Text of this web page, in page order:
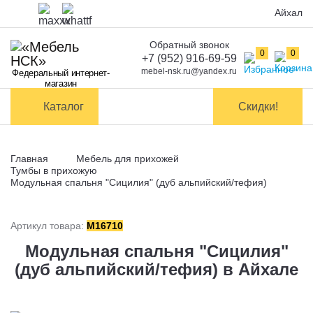
Оплата
Доставка и
самовывоз
Сборка
Обмен и
возврат
Заказать обратный звонок
Айхал
Федеральный интернет-
магазин
0 0
Обратный звонок
+7 (952) 916-69-59
mebel-nsk.ru@yandex.ru
Каталог Скидки!
Главная
Мебель для прихожей
Тумбы в прихожую
Модульная спальня "Сицилия" (дуб альпийский/тефия)
Артикул товара: M16710
Модульная спальня "Сицилия"
(дуб альпийский/тефия) в Айхале